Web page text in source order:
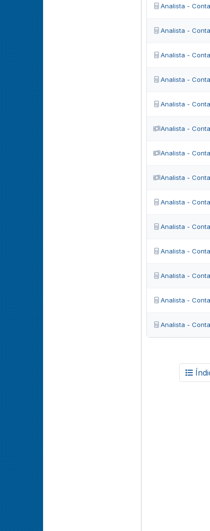
Analista -
Analista -
Analista -
Analista -
Analista -
Analista -
Analista -
Analista -
Analista -
Analista -
Analista -
Analista -
Analista -
Analista -